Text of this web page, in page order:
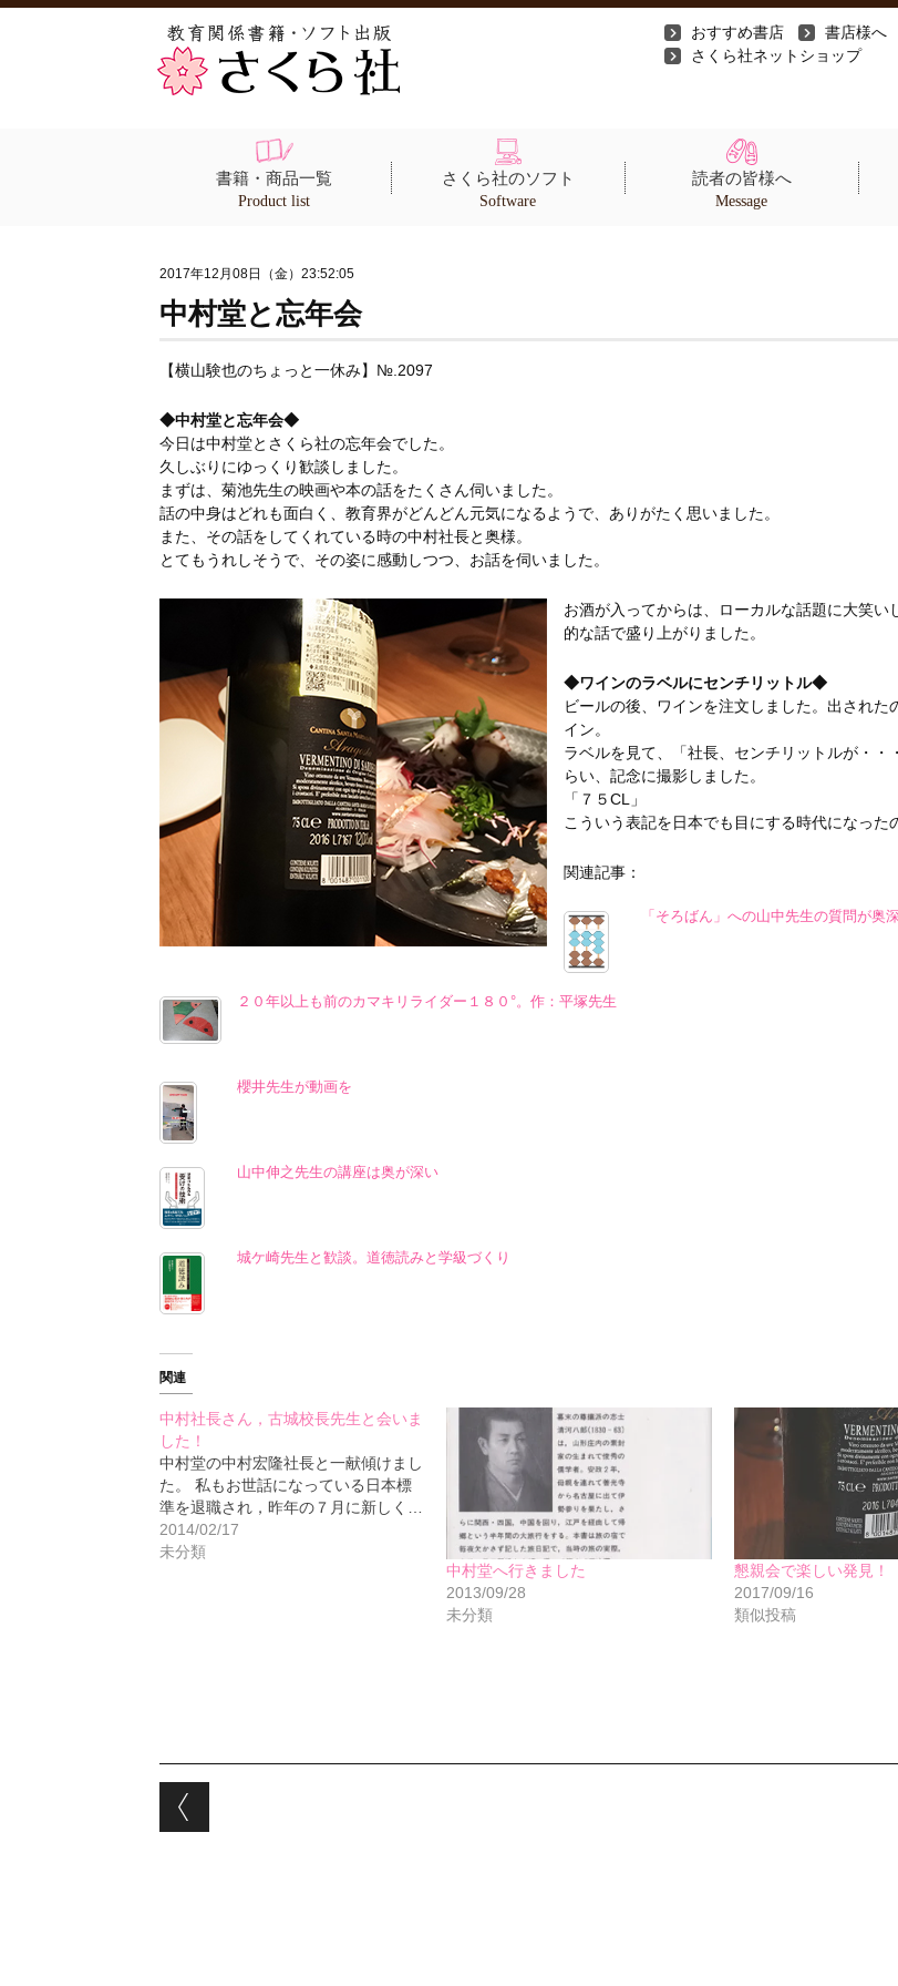
おすすめ書店 書店様へ
さくら社ネットショップ
書籍・商品一覧
Product list
さくら社のソフト
Software
読者の皆様へ
Message
2017年12月08日（金）23:52:05
中村堂と忘年会
【横山験也のちょっと一休み】№.2097
◆中村堂と忘年会◆
今日は中村堂とさくら社の忘年会でした。
久しぶりにゆっくり歓談しました。
まずは、菊池先生の映画や本の話をたくさん伺いました。
話の中身はどれも面白く、教育界がどんどん元気になるようで、ありがたく思いました。
また、その話をしてくれている時の中村社長と奥様。
とてもうれしそうで、その姿に感動しつつ、お話を伺いました。
お酒が入ってからは、ローカルな話題に大笑い
的な話で盛り上がりました。
◆ワインのラベルにセンチリットル◆
ビールの後、ワインを注文しました。出された
イン。
ラベルを見て、「社長、センチリットルが・・
らい、記念に撮影しました。
「７５CL」
こういう表記を日本でも目にする時代になった
関連記事：
「そろばん」への山中先生の質問が奥
２０年以上も前のカマキリライダー１８０°。作：平塚先生
櫻井先生が動画を
山中伸之先生の講座は奥が深い
城ケ崎先生と歓談。道徳読みと学級づくり
関連
中村社長さん，古城校長先生と会いま
した！
中村堂の中村宏隆社長と一献傾けまし
た。 私もお世話になっている日本標
準を退職され，昨年の７月に新しく…
2014/02/17
未分類
中村堂へ行きました
2013/09/28
未分類
懇親会で楽しい発見！
2017/09/16
類似投稿
Post navigation